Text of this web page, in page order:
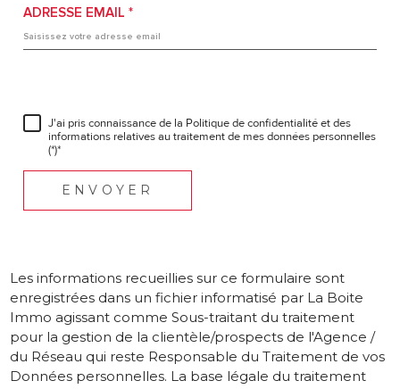
ADRESSE EMAIL *
J'ai pris connaissance de la Politique de confidentialité et des
informations relatives au traitement de mes données personnelles
(*)*
ENVOYER
Les informations recueillies sur ce formulaire sont
enregistrées dans un fichier informatisé par La Boite
Immo agissant comme Sous-traitant du traitement
pour la gestion de la clientèle/prospects de l'Agence /
du Réseau qui reste Responsable du Traitement de vos
Données personnelles. La base légale du traitement